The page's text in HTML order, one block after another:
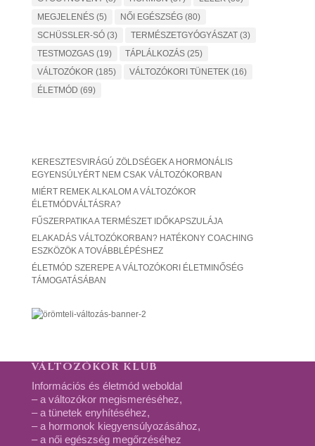
MEGJELENÉS(5) NŐI EGÉSZSÉG(80)
SCHÜSSLER-SÓ(3) TERMÉSZETGYÓGYÁSZAT(3)
TESTMOZGAS(19) TÁPLÁLKOZÁS(25)
VÁLTOZÓKOR (185) VÁLTOZÓKORI TÜNETEK(16)
ÉLETMÓD (69)
KERESZTESVIRÁGÚ ZÖLDSÉGEK A HORMONÁLIS
EGYENSÚLYÉRT NEM CSAK VÁLTOZÓKORBAN
MIÉRT REMEK ALKALOM A VÁLTOZÓKOR
ÉLETMÓDVÁLTÁSRA?
FŰSZERPATIKA A TERMÉSZET IDŐKAPSZULÁJA
ELAKADÁS VÁLTOZÓKORBAN? HATÉKONY COACHING
ESZKÖZÖK A TOVÁBBLÉPÉSHEZ
ÉLETMÓD SZEREPE A VÁLTOZÓKORI ÉLETMINŐSÉG
TÁMOGATÁSÁBAN
VÁLTOZÓKOR KLUB
Információs és életmód weboldal
– a változókor megismeréséhez,
– a tünetek enyhítéséhez,
– a hormonok kiegyensúlyozásához,
– a női egészség megőrzéséhez